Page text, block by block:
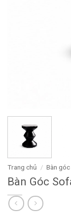
Trang chủ / Bàn
Bàn Góc